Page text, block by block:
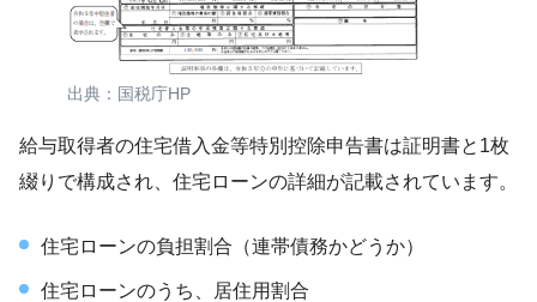
出典：国税庁HP
給与取得者の住宅借入金等特別控除申告書は証明書と1枚
綴りで構成され、住宅ローンの詳細が記載されています。
住宅ローンの負担割合（連帯債務かどうか）
住宅ローンのうち、居住用割合